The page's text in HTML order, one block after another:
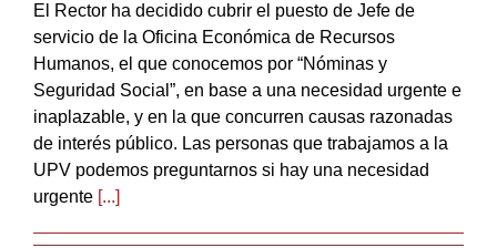
El Rector ha decidido cubrir el puesto de Jefe de
servicio de la Oficina Económica de Recursos
Humanos, el que conocemos por “Nóminas y
Seguridad Social”, en base a una necesidad urgente e
inaplazable, y en la que concurren causas razonadas
de interés público. Las personas que trabajamos a la
UPV podemos preguntarnos si hay una necesidad
urgente [...]